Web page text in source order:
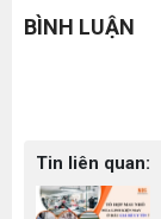
BÌNH LUẬN
Tin liên quan: